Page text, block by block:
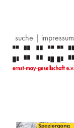
suche | impressum